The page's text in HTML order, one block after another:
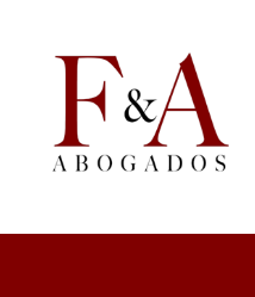
contenido